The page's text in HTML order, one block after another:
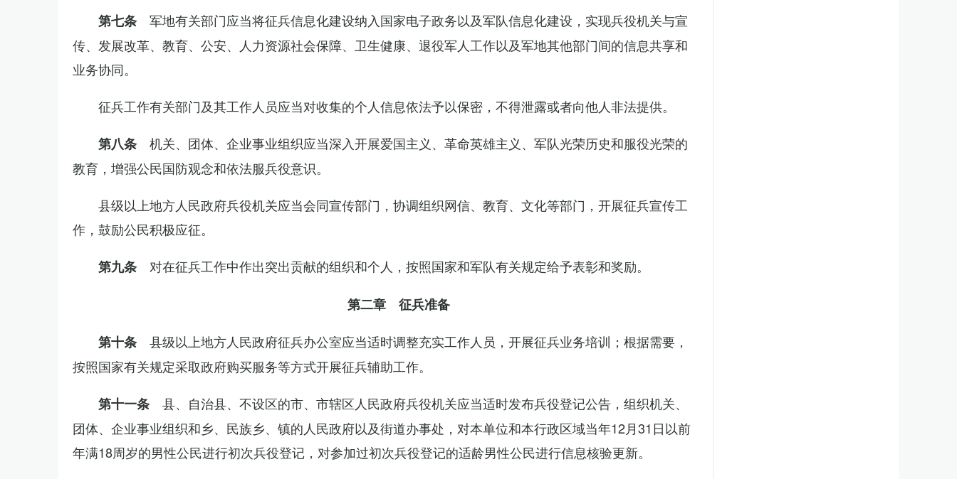
第七条 军地有关部门应当将征兵信息化建设纳入国家电子政务以及军队信息化建设，实现兵役机关与宣
传、发展改革、教育、公安、人力资源社会保障、卫生健康、退役军人工作以及军地其他部门间的信息共享和
业务协同。
征兵工作有关部门及其工作人员应当对收集的个人信息依法予以保密，不得泄露或者向他人非法提供。
第八条 机关、团体、企业事业组织应当深入开展爱国主义、革命英雄主义、军队光荣历史和服役光荣的
教育，增强公民国防观念和依法服兵役意识。
县级以上地方人民政府兵役机关应当会同宣传部门，协调组织网信、教育、文化等部门，开展征兵宣传工
作，鼓励公民积极应征。
第九条 对在征兵工作中作出突出贡献的组织和个人，按照国家和军队有关规定给予表彰和奖励。
第二章 征兵准备
第十条 县级以上地方人民政府征兵办公室应当适时调整充实工作人员，开展征兵业务培训；根据需要，
按照国家有关规定采取政府购买服务等方式开展征兵辅助工作。
第十一条 县、自治县、不设区的市、市辖区人民政府兵役机关应当适时发布兵役登记公告，组织机关、
团体、企业事业组织和乡、民族乡、镇的人民政府以及街道办事处，对本单位和本行政区域当年12月31日以前
年满18周岁的男性公民进行初次兵役登记，对参加过初次兵役登记的适龄男性公民进行信息核验更新。